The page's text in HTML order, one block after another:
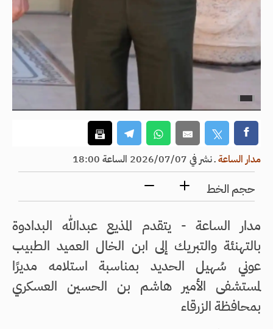
مدار الساعةـنشر في 2026/07/07 الساعة 18:00
حجم الخط
مدار الساعة - يتقدم المذيع عبدالله البدادوة
بالتهنئة والتبريك إلى ابن الخال العميد الطبيب
عوني سُهيل الحديد بمناسبة استلامه مديرًا
لمستشفى الأمير هاشم بن الحسين العسكري
بمحافظة الزرقاء